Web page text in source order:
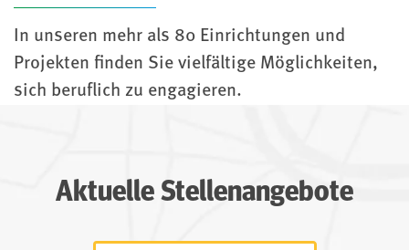
In unseren mehr als 80 Einrichtungen und
Projekten finden Sie vielfältige Möglichkeiten,
sich beruflich zu engagieren.
Aktuelle Stellenangebote